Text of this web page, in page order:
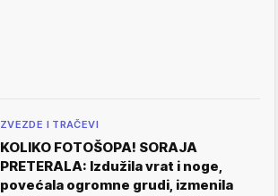
ZVEZDE I TRAČEVI
KOLIKO FOTOŠOPA! SORAJA
PRETERALA: Izdužila vrat i noge,
povećala ogromne grudi, izmenila